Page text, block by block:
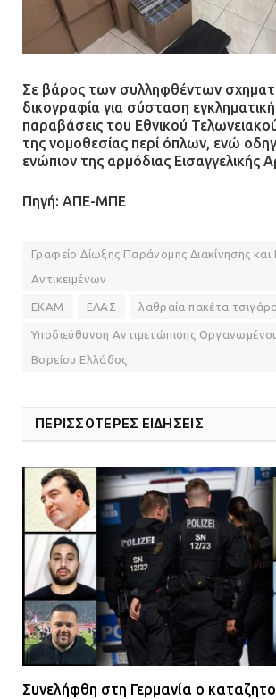
Σε βάρος των συλληφθέντων
δικογραφία για σύσταση
παραβάσεις του Εθνικού
της νομοθεσίας περί όπλων, ενώ
ενώπιον της αρμόδιας Εισαγγελικής
Πηγή: ΑΠΕ-ΜΠΕ
Γραφείο Δίωξης Παράνομης Διακίνησης και
Αντικειμένων
ΕΚΑΜ ΕΛΑΣ λαθραία πακέτα τσιγάρα
Υποδιεύθυνση Αντιμετώπισης
Βορείου Ελλάδος
ΠΕΡΙΣΣΟΤΕΡΕΣ ΕΙΔΗΣΕΙΣ
Συνελήφθη στη Γερμανία ο